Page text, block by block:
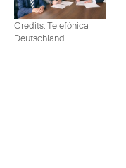
Credits: Telefónica
Deutschland